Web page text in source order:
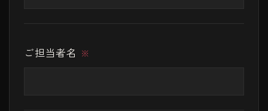
ご担当者名 ※